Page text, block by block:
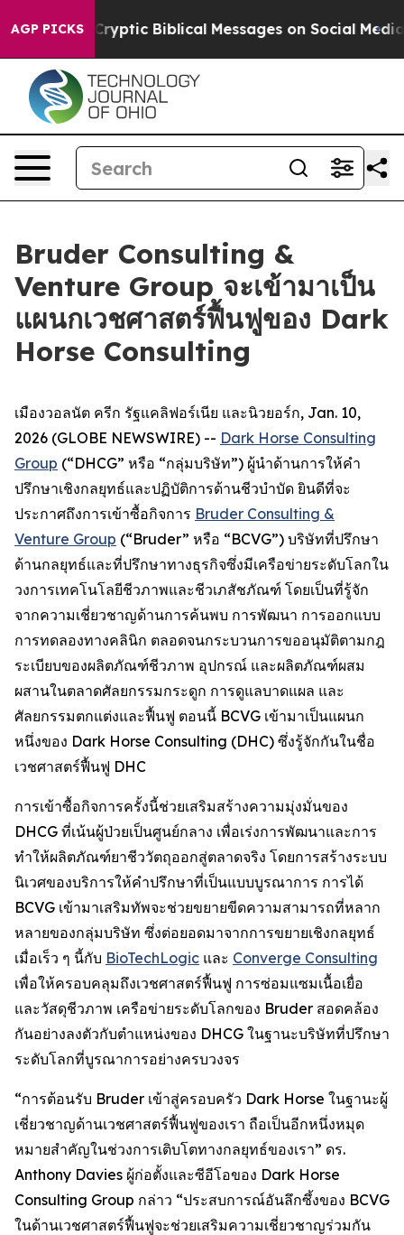
AGP PICKSCryptic Biblical Messages on Social Media Big
Bruder Consulting &
Venture Group จะเข้ามาเป็น
แผนกเวชศาสตร์ฟื้นฟูของ Dark
Horse Consulting
เมืองวอลนัต ครีก รัฐแคลิฟอร์เนีย และนิวยอร์ก, Jan. 10,
2026 (GLOBE NEWSWIRE) -- Dark Horse Consulting
Group (“DHCG” หรือ “กลุ่มบริษัท”) ผู้นำด้านการให้คำ
ปรึกษาเชิงกลยุทธ์และปฏิบัติการด้านชีวบำบัด ยินดีที่จะ
ประกาศถึงการเข้าซื้อกิจการ Bruder Consulting &
Venture Group (“Bruder” หรือ “BCVG”) บริษัทที่ปรึกษา
ด้านกลยุทธ์และที่ปรึกษาทางธุรกิจซึ่งมีเครือข่ายระดับโลกใน
วงการเทคโนโลยีชีวภาพและชีวเภสัชภัณฑ์ โดยเป็นที่รู้จัก
จากความเชี่ยวชาญด้านการค้นพบ การพัฒนา การออกแบบ
การทดลองทางคลินิก ตลอดจนกระบวนการขออนุมัติตามกฎ
ระเบียบของผลิตภัณฑ์ชีวภาพ อุปกรณ์ และผลิตภัณฑ์ผสม
ผสานในตลาดศัลยกรรมกระดูก การดูแลบาดแผล และ
ศัลยกรรมตกแต่งและฟื้นฟู ตอนนี้ BCVG เข้ามาเป็นแผนก
หนึ่งของ Dark Horse Consulting (DHC) ซึ่งรู้จักกันในชื่อ
เวชศาสตร์ฟื้นฟู DHC
การเข้าซื้อกิจการครั้งนี้ช่วยเสริมสร้างความมุ่งมั่นของ
DHCG ที่เน้นผู้ป่วยเป็นศูนย์กลาง เพื่อเร่งการพัฒนาและการ
ทำให้ผลิตภัณฑ์ยาชีววัตถุออกสู่ตลาดจริง โดยการสร้างระบบ
นิเวศของบริการให้คำปรึกษาที่เป็นแบบบูรณาการ การได้
BCVG เข้ามาเสริมทัพจะช่วยขยายขีดความสามารถที่หลาก
หลายของกลุ่มบริษัท ซึ่งต่อยอดมาจากการขยายเชิงกลยุทธ์
เมื่อเร็ว ๆ นี้กับ BioTechLogic และ Converge Consulting
เพื่อให้ครอบคลุมถึงเวชศาสตร์ฟื้นฟู การซ่อมแซมเนื้อเยื่อ
และวัสดุชีวภาพ เครือข่ายระดับโลกของ Bruder สอดคล้อง
กันอย่างลงตัวกับตำแหน่งของ DHCG ในฐานะบริษัทที่ปรึกษา
ระดับโลกที่บูรณาการอย่างครบวงจร
“การต้อนรับ Bruder เข้าสู่ครอบครัว Dark Horse ในฐานะผู้
เชี่ยวชาญด้านเวชศาสตร์ฟื้นฟูของเรา ถือเป็นอีกหนึ่งหมุด
หมายสำคัญในช่วงการเติบโตทางกลยุทธ์ของเรา” ดร.
Anthony Davies ผู้ก่อตั้งและซีอีโอของ Dark Horse
Consulting Group กล่าว “ประสบการณ์อันลึกซึ้งของ BCVG
ในด้านเวชศาสตร์ฟื้นฟูจะช่วยเสริมความเชี่ยวชาญร่วมกัน